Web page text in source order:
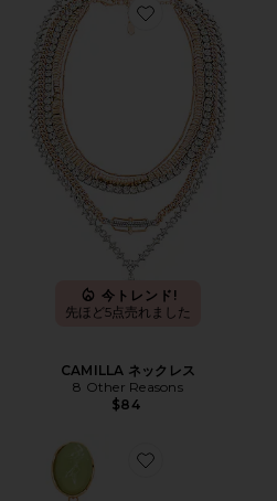
Favorite CAMILLA ネ
今トレンド!
先ほど5点売れました
CAMILLA ネックレス
8 Other Reasons
$84
Favorite CLAIRE ドロ